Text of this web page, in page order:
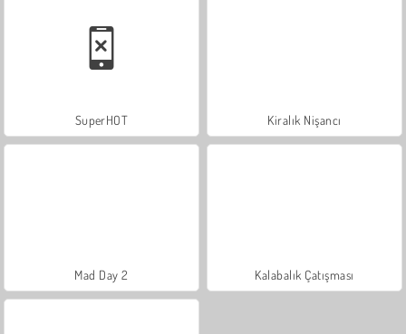
SuperHOT Kiralık Nişancı
Mad Day 2 Kalabalık Çatışması